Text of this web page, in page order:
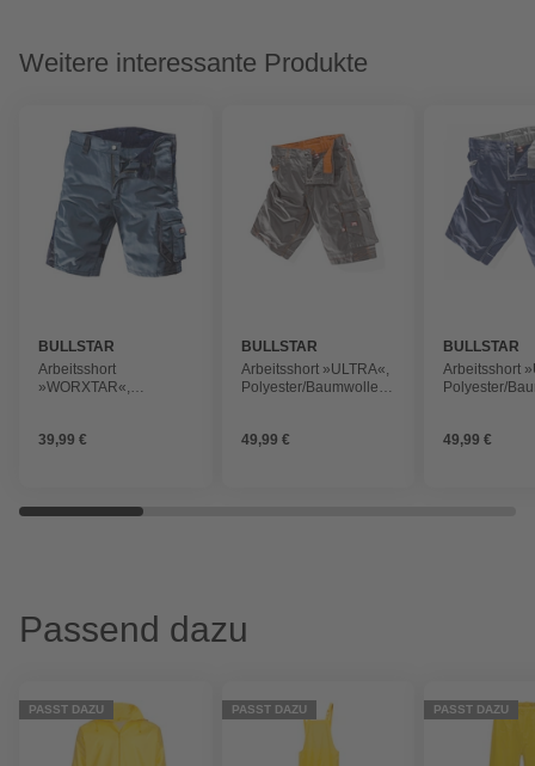
Weitere interessante Produkte
BULLSTAR
Arbeitsshort
»WORXTAR«,
39,99 €
BULLSTAR
Arbeitsshort »ULTRA«,
Polyester/Baumwolle,
49,99 €
BULLSTAR
Arbeitsshort
Polyester/
49,99 €
Passend dazu
PASST DAZU PASST DAZU PASST DAZU